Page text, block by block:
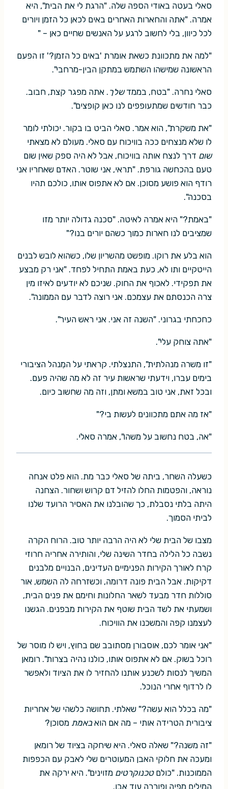
סאלי בעטה באודי הספה שלה. "הרגת לי את הבית", היא
אמרה. "אתה והחארות האחרים באים לכאן כל הזמן ויורים
לכל כיוון, בלי לחשוב לרגע על האנשים שחיים כאן – "
"למה את מתכוונת כשאת אומרת 'באים כל הזמן?' זו הפעם
הראשונה שמישהו השתמש במתקן הבין-מרחבי".
סאלי נחרה. "בטח, בממדשלך . אתה מפגר קצת, חבוב.
כבר חודשים שמתעופפים לנו כאן קופצים".
"את משקרת", הוא אמר. סאלי הביט בו בקור. יכולתי לומר
לו שלא מנצחים ככה בוויכוח עם סאלי. מעולם לא מצאתי
שום דרך לנצח אותה בוויכוח, אבל לא היה ספק שאין שום
טעם בהכחשה גורפת. "תראי, אני שוטר. האדם שאחריו אני
רודף הוא פושע מסוכן. אם לא אתפוס אותו, כולכם תהיו
בסכנה".
"באמת?" היא אמרה לאיטה. "סכנה גדולה יותר מזו
שמציבים לנו חארות כמוך כשהם יורים בנו?"
הוא בלע את רוקו. מופשט מהשריון שלו, כשהוא לובש לבנים
הייטקיים ותו לא, כעת באמת התחיל לפחד. "אני רק מבצע
את תפקידי. לאכוף את החוק. שניכם לא יודעים לאיזו מין
צרה הכנסתם את עצמכם. אני רוצה לדבר עם הממונה".
כחכחתי בגרוני. "השנה זה אני. אני ראש העיר".
"אתה צוחק עלי".
"זו משרה מנהלתית", התנצלתי. קראתי על המִנהל הציבורי
בימים עברו, וידעתי שראשות עיר זה לא מה שהיה פעם.
ובכל זאת, אני טוב במשא ומתן, וזה מה שחשוב כיום.
"אז מה אתם מתכוונים לעשות בי?"
"אה, בטח נחשוב על משהו", אמרה סאלי.
כשעלה השחר, ביתה של סאלי כבר מת. הוא פלט אנחה
נוראה, והפטמות החלו להזיל דם קרוש ושחור. הצחנה
היתה בלתי נסבלת, כך שהובלנו את האסיר הרועד שלנו
לביתי הסמוך.
מצבו של הבית שלי לא היה הרבה יותר טוב. הרוח הקרה
נשבה כל הלילה בחדר השינה שלי, והותירה אחריה חרוזי
קרח לאורך הקירות הפנימיים העדינים, הבנויים מלבנים
דקיקות. אבל הבית פונה דרומה, וכשזרחה לה השמש, אור
סוללות חדר מבעד לשאר החלונות וחימם את פנים הבית,
ושמעתי את לשד הבית שוטף את הקירות מבפנים. הגשנו
לעצמנו קפה והמשכנו את הוויכוח.
"אני אומר לכם, אוסבורן מסתובב שם בחוץ, ויש לו מוסר של
רוכל בשוק. אם לא אתפוס אותו, כולנו נהיה בצרות". רומאן
המשיך לנסות לשכנע אותנו להחזיר לו את הציוד ולאפשר
לו לרדוף אחרי הנוכל.
"מה בכלל הוא עשה?" שאלתי. תחושה כלשהי של אחריות
ציבורית הטרידה אותי – מה אם הואבאמת מסוכן?
"זה משנה?" שאלה סאלי. היא שיחקה בציוד של רומאן
ומעכה את חלוקי האבן המעוטרים שלי לאבק עם הכפפות
הממוכנות. "כולםטכנוקרטים מזוינים". היא ירקה את
המילים מפיה ופוררה עוד אבן.